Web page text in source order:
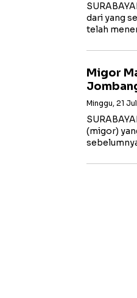
dari yang
telah
Migor
Minggu, 21
(migor)